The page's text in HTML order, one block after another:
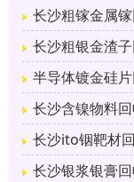
长沙粗镓金属
长沙粗银金渣
半导体镀金硅
长沙含镍物料
长沙ito铟靶材
长沙银浆银膏